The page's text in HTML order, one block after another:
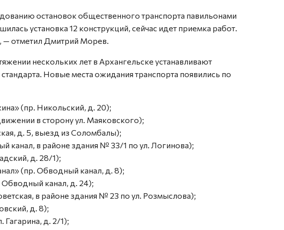
остановок общественного транспорта павильонами
установка 12 конструкций, сейчас идет приемка работ.
— отметил Дмитрий Морев.
нескольких лет в Архангельске устанавливают
Новые места ожидания транспорта появились по
(пр. Никольский, д. 20);
в сторону ул. Маяковского);
д. 5, выезд из Соломбалы);
канал, в районе здания № 33/1 по ул. Логинова);
д. 28/1);
(пр. Обводный канал, д. 8);
канал, д. 24);
в районе здания № 23 по ул. Розмыслова);
д. 8);
д. 2/1);